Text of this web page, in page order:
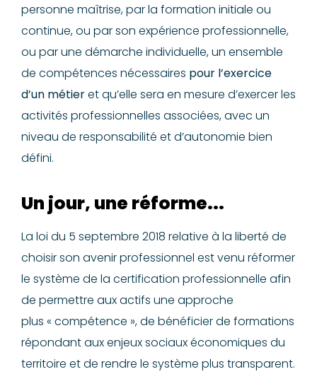
personne maîtrise, par la formation initiale ou
continue, ou par son expérience professionnelle,
ou par une démarche individuelle, un ensemble
de compétences nécessaires pour l’exercice
d’un métieret qu’elle sera en mesure d’exercer les
activités professionnelles associées, avec un
niveau de responsabilité et d’autonomie bien
défini.
Un jour, une réforme...
La loi du 5 septembre 2018 relative à la liberté de
choisir son avenir professionnel est venu réformer
le système de la certification professionnelle afin
de permettre aux actifs une approche
plus « compétence », de bénéficier de formations
répondant aux enjeux sociaux économiques du
territoire et de rendre le système plus transparent.